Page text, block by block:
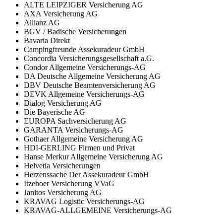
ALTE LEIPZIGER Versicherung AG
AXA Versicherung AG
Allianz AG
BGV / Badische Versicherungen
Bavaria Direkt
Campingfreunde Assekuradeur GmbH
Concordia Versicherungsgesellschaft a.G.
Condor Allgemeine Versicherungs-AG
DA Deutsche Allgemeine Versicherung AG
DBV Deutsche Beamtenversicherung AG
DEVK Allgemeine Versicherungs-AG
Dialog Versicherung AG
Die Bayerische AG
EUROPA Sachversicherung AG
GARANTA Versicherungs-AG
Gothaer Allgemeine Versicherung AG
HDI-GERLING Firmen und Privat
Hanse Merkur Allgemeine Versicherung AG
Helvetia Versicherungen
Herzenssache Der Assekuradeur GmbH
Itzehoer Versicherung VVaG
Janitos Versicherung AG
KRAVAG Logistic Versicherungs-AG
KRAVAG-ALLGEMEINE Versicherungs-AG